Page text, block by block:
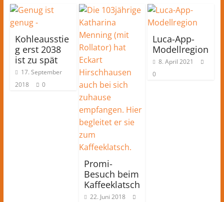
Kohleausstie
g erst 2038
ist zu spät
17. September
2018
0
Promi-
Besuch beim
Kaffeeklatsch
22. Juni 2018
Luca-App-
Modellregion
8. April 2021
0